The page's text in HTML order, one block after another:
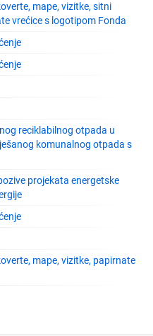
mape, vizitke, sitni
vrećice s logotipom Fonda
reciklabilnog otpada u
komunalnog otpada s
projekata energetske
mape, vizitke, papirnate